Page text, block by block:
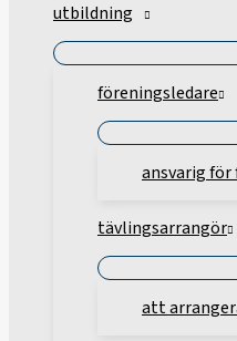
utbildning
föreningsledare
ansvarig
tävlingsarrangör
att